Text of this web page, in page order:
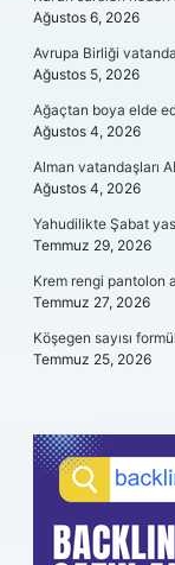
Ağustos 6, 2026
Avrupa Birliği
Ağustos 5, 2026
Ağaçtan boya elde
Ağustos 4, 2026
Alman vatandaşları
Ağustos 4, 2026
Yahudilikte Şabat
Temmuz 29, 2026
Krem rengi pantolon
Temmuz 27, 2026
Köşegen sayısı
Temmuz 25, 2026